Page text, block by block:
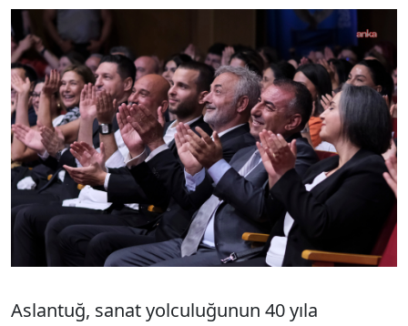
Aslantuğ, sanat yolculuğunun 40 yıla